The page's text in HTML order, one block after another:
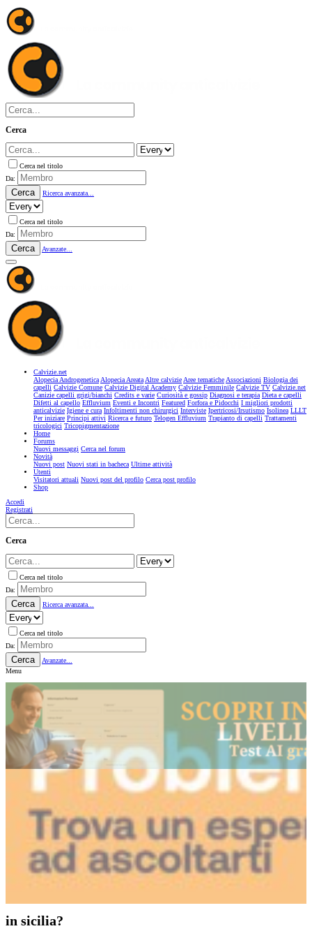
Cerca
Cerca nel titolo
Da:
Cerca Ricerca avanzata...
Cerca nel titolo
Da:
Cerca Avanzate...
Calvizie.net
Alopecia AndrogeneticaAlopecia AreataAltre calvizieAree tematicheAssociazioni Biologia dei
capelli Calvizie Comune Calvizie Digital Academy Calvizie Femminile Calvizie TV Calvizie.net
Canizie capelli grigi/bianchi Credits e varie Curiosità e gossip Diagnosi e terapia Dieta e capelli
Difetti al capello Effluvium Eventi e Incontri Featured Forfora e Pidocchi I migliori prodotti
anticalvizie Igiene e cura Infoltimenti non chirurgici Interviste Ipertricosi/Irsutismo Isolinea LLLT
Per iniziare Principi attivi Ricerca e futuro Telogen Effluvium Trapianto di capelli Trattamenti
tricologici Tricopigmentazione
Home
Forums
Nuovi messaggi Cerca nel forum
Novità
Nuovi post Nuovi stati in bacheca Ultime attività
Utenti
Visitatori attuali Nuovi post del profilo Cerca post profilo
Shop
Accedi
Registrati
Cerca
Cerca nel titolo
Da:
Cerca Ricerca avanzata...
Cerca nel titolo
Da:
Cerca
Avanzate...
Menu
in sicilia?